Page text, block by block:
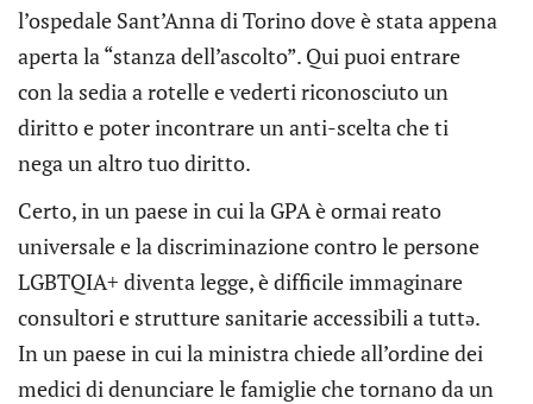
l’ospedale Sant’Anna di Torino dove è stata appena
aperta la “stanza dell’ascolto”. Qui puoi entrare
con la sedia a rotelle e vederti riconosciuto un
diritto e poter incontrare un anti-scelta che ti
nega un altro tuo diritto.
Certo, in un paese in cui la GPA è ormai reato
universale e la discriminazione contro le persone
LGBTQIA+ diventa legge, è difficile immaginare
consultori e strutture sanitarie accessibili a tuttə.
In un paese in cui la ministra chiede all’ordine dei
medici di denunciare le famiglie che tornano da un